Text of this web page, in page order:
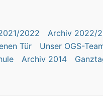
2022 Archiv 2022/
Tür Unser OGS-
Archiv 2014